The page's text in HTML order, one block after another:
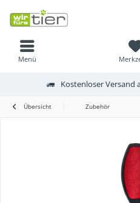
Menü
Kostenloser Versand
Übersicht Zubehör